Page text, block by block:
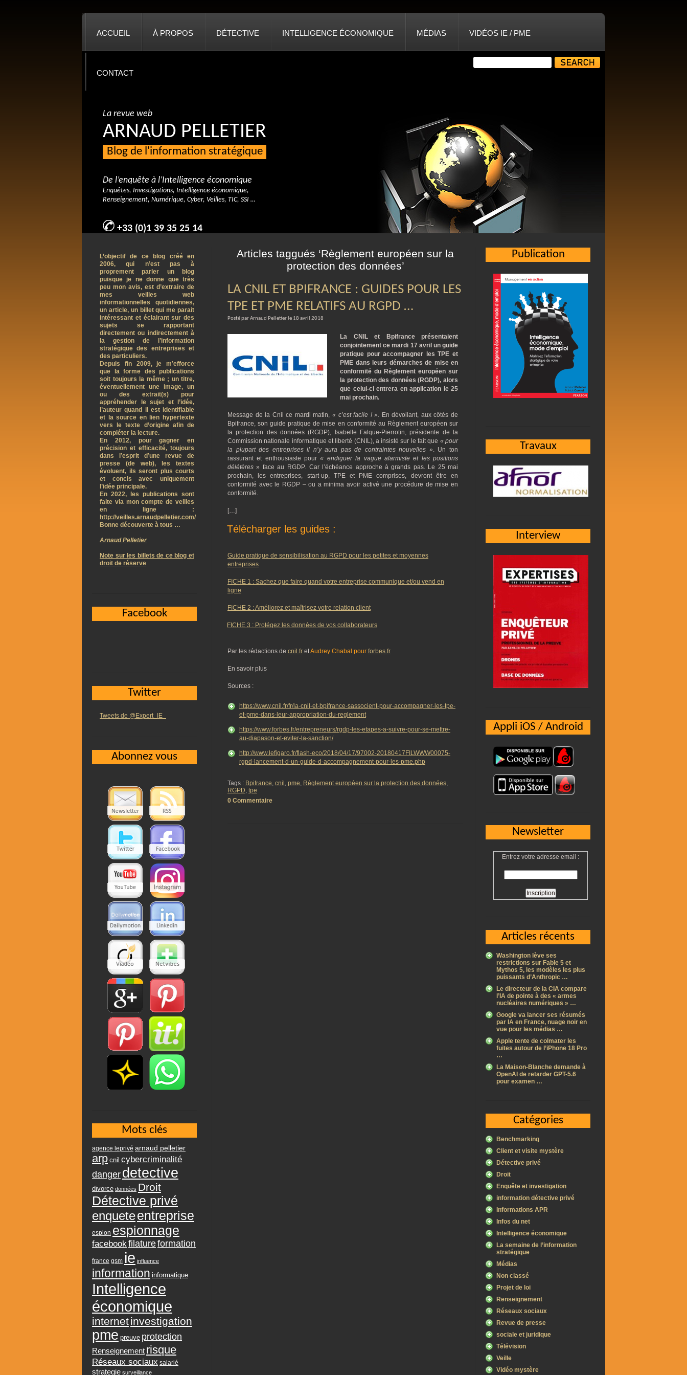
ACCUEIL À PROPOS DÉTECTIVE INTELLIGENCE ÉCONOMIQUE MÉDIAS VIDÉOS IE / PME
CONTACT
La revue web
ARNAUD PELLETIER
Blog de l'information stratégique
De l’enquête à l’Intelligence économique
Enquêtes, Investigations, Intelligence économique,
Renseignement, Numérique, Cyber, Veilles, TIC, SSI …
+33 (0)1 39 35 25 14
Articles taggués ‘Règlement européen sur la
protection des données’
LA CNIL ET BPIFRANCE : GUIDES POUR LES
TPE ET PME RELATIFS AU RGPD …
Posté par Arnaud Pelletier le 18 avril 2018
La CNIL et Bpifrance présentaient
conjointement ce mardi 17 avril un guide
pratique pour accompagner les TPE et
PME dans leurs démarches de mise en
conformité du Règlement européen sur
la protection des données (RGDP), alors
que celui-ci entrera en application le 25
mai prochain.
Message de la Cnil ce mardi matin, « c’est facile ! ». En dévoilant, aux côtés de
Bpifrance, son guide pratique de mise en conformité au Règlement européen sur
la protection des données (RGDP), Isabelle Falque-Pierrotin, présidente de la
Commission nationale informatique et liberté (CNIL), a insisté sur le fait que « pour
la plupart des entreprises il n’y aura pas de contraintes nouvelles ». Un ton
rassurant et enthousiaste pour« endiguer la vague alarmiste et les positions
délétères» face au RGDP. Car l’échéance approche à grands pas. Le 25 mai
prochain, les entreprises, start-up, TPE et PME comprises, devront être en
conformité avec le RGDP – ou a minima avoir activé une procédure de mise en
conformité.
[…]
Télécharger les guides :
Guide pratique de sensibilisation au RGPD pour les petites et moyennes
entreprises
FICHE 1 : Sachez que faire quand votre entreprise communique et/ou vend en
ligne
FICHE 2 : Améliorez et maîtrisez votre relation client
FICHE 3 : Protégez les données de vos collaborateurs
Par les rédactions de cnil.fr etAudrey Chabal pour forbes.fr
En savoir plus
Sources :
https://www.cnil.fr/fr/la-cnil-et-bpifrance-sassocient-pour-accompagner-les-tpe-
et-pme-dans-leur-appropriation-du-reglement
https://www.forbes.fr/entrepreneurs/rgdp-les-etapes-a-suivre-pour-se-mettre-
au-diapason-et-eviter-la-sanction/
http://www.lefigaro.fr/flash-eco/2018/04/17/97002-20180417FILWWW00075-
rgpd-lancement-d-un-guide-d-accompagnement-pour-les-pme.php
Tags : Bpifrance, cnil , pme, Règlement européen sur la protection des données,
RGPD, tpe
0 Commentaire
Publication
Travaux
Interview
Appli iOS / Android
Newsletter
Entrez votre adresse email :
Articles récents
Washington lève ses
restrictions sur Fable 5 et
Mythos 5, les modèles les plus
puissants d’Anthropic …
Le directeur de la CIA compare
l’IA de pointe à des « armes
nucléaires numériques » …
Google va lancer ses résumés
par IA en France, nuage noir en
vue pour les médias …
Apple tente de colmater les
fuites autour de l’iPhone 18 Pro
…
La Maison-Blanche demande à
OpenAI de retarder GPT-5.6
pour examen …
Catégories
Benchmarking
Client et visite mystère
Détective privé
Droit
Enquête et investigation
information détective privé
Informations APR
Infos du net
Intelligence économique
La semaine de l’information
stratégique
Médias
Non classé
Projet de loi
Renseignement
Réseaux sociaux
Revue de presse
sociale et juridique
Télévision
Veille
Vidéo mystère
L’objectif de ce blog créé en
2006, qui n’est pas à
proprement parler un blog
puisque je ne donne que très
peu mon avis, est d’extraire de
mes veilles web
informationnelles quotidiennes,
un article, un billet qui me parait
intéressant et éclairant sur des
sujets se rapportant
directement ou indirectement à
la gestion de l’information
stratégique des entreprises et
des particuliers.
Depuis fin 2009, je m’efforce
que la forme des publications
soit toujours la même ; un titre,
éventuellement une image, un
ou des extrait(s) pour
appréhender le sujet et l’idée,
l’auteur quand il est identifiable
et la source en lien hypertexte
vers le texte d’origine afin de
compléter la lecture.
En 2012, pour gagner en
précision et efficacité, toujours
dans l’esprit d’une revue de
presse (de web), les textes
évoluent, ils seront plus courts
et concis avec uniquement
l’idée principale.
En 2022, les publications sont
faite via mon compte de veilles
en ligne :
http://veilles.arnaudpelletier.com/
Bonne découverte à tous …
Arnaud Pelletier
Note sur les billets de ce blog et
droit de réserve
Facebook
Twitter
Tweets de @Expert_IE_
Abonnez vous
Mots clés
agence leprivé arnaud pelletier
arp cnil cybercriminalité
danger detective
divorce données Droit
Détective privé
enqueteentreprise
espion espionnage
facebookfilatureformation
france gsm ie influence
information informatique
Intelligence
économique
internetinvestigation
pme preuve protection
Renseignement risque
Réseaux sociaux salarié
strategie surveillance